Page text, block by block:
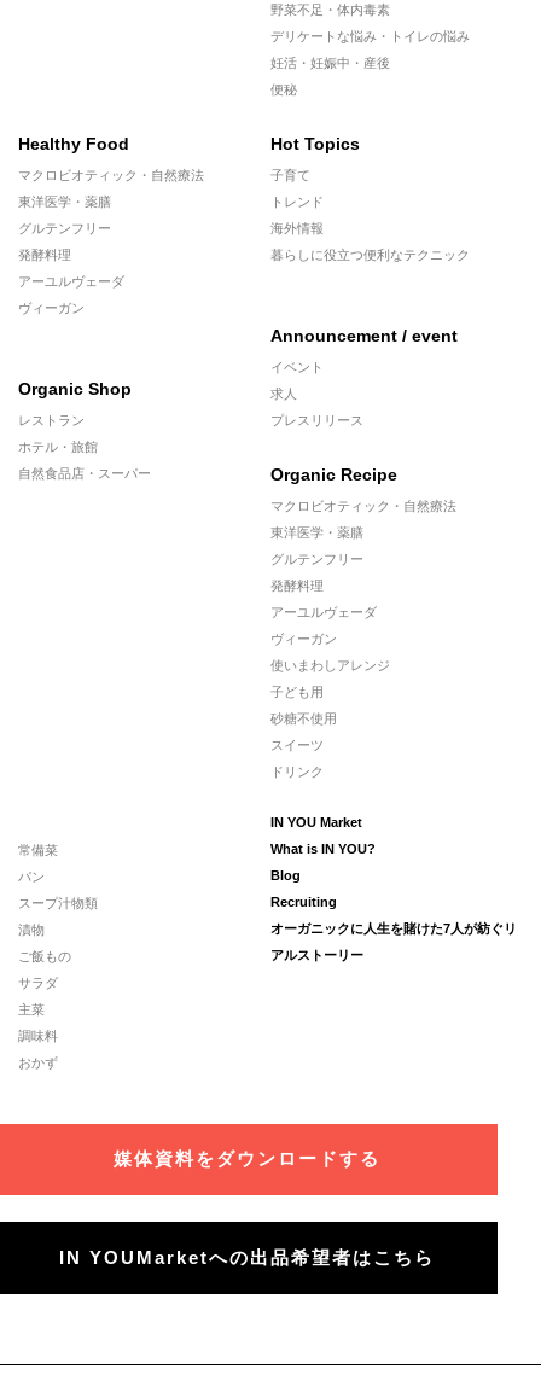
野菜不足・体内毒素
デリケートな悩み・トイレの悩み
妊活・妊娠中・産後
便秘
Healthy Food
マクロビオティック・自然療法
東洋医学・薬膳
グルテンフリー
発酵料理
アーユルヴェーダ
ヴィーガン
Organic Shop
レストラン
ホテル・旅館
自然食品店・スーパー
Hot Topics
子育て
トレンド
海外情報
暮らしに役立つ便利なテクニック
Announcement / event
イベント
求人
プレスリリース
Organic Recipe
マクロビオティック・自然療法
東洋医学・薬膳
グルテンフリー
発酵料理
アーユルヴェーダ
ヴィーガン
使いまわしアレンジ
子ども用
砂糖不使用
スイーツ
ドリンク
常備菜
パン
スープ汁物類
漬物
ご飯もの
サラダ
主菜
調味料
おかず
IN YOU Market
What is IN YOU?
Blog
Recruiting
オーガニックに人生を賭けた7人が紡ぐリ
アルストーリー
媒体資料をダウンロードする
IN YOUMarketへの出品希望者はこちら